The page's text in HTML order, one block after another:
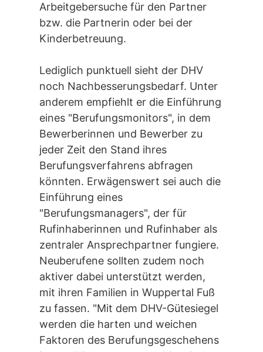
Arbeitgebersuche für den Partner
bzw. die Partnerin oder bei der
Kinderbetreuung.
Lediglich punktuell sieht der DHV
noch Nachbesserungsbedarf. Unter
anderem empfiehlt er die Einführung
eines "Berufungsmonitors", in dem
Bewerberinnen und Bewerber zu
jeder Zeit den Stand ihres
Berufungsverfahrens abfragen
könnten. Erwägenswert sei auch die
Einführung eines
"Berufungsmanagers", der für
Rufinhaberinnen und Rufinhaber als
zentraler Ansprechpartner fungiere.
Neuberufene sollten zudem noch
aktiver dabei unterstützt werden,
mit ihren Familien in Wuppertal Fuß
zu fassen. "Mit dem DHV-Gütesiegel
werden die harten und weichen
Faktoren des Berufungsgeschehens